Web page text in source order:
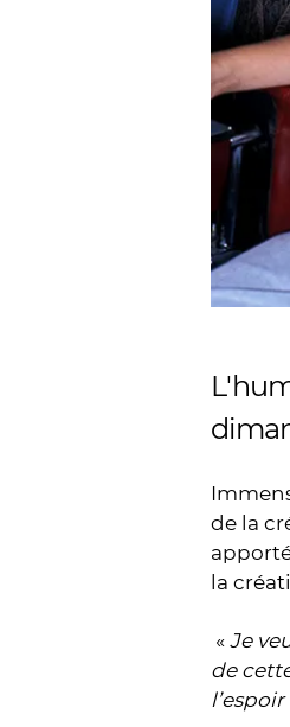
de la
la
« Je
de